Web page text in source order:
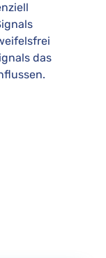
das